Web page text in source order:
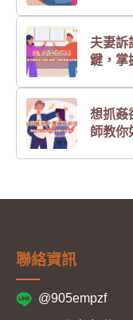
夫妻訴
鍵，掌
想抓姦
師教你
聯絡資訊
@905empzf